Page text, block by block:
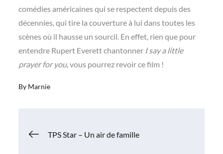
comédies américaines qui se respectent depuis des
décennies, qui tire la couverture à lui dans toutes les
scènes où il hausse un sourcil. En effet, rien que pour
entendre Rupert Everett chantonner I say a little
prayer for you, vous pourrez revoir ce film !
By Marnie
Navigation
TPS Star – Un air de famille